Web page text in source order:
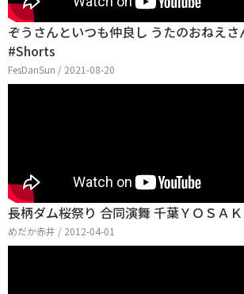
ぞうさんといつも仲良し うたのおねえさ
#Shorts
FesDanSun / 2021-08-20
長柄ダム桜祭り 合同演舞 千葉ＹＯＳＡ
めだか赤井 / 2012-04-01